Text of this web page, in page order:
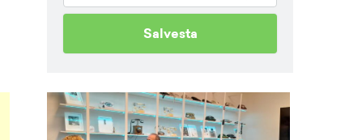
Salvesta